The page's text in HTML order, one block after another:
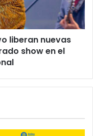
liberan nuevas
show en el